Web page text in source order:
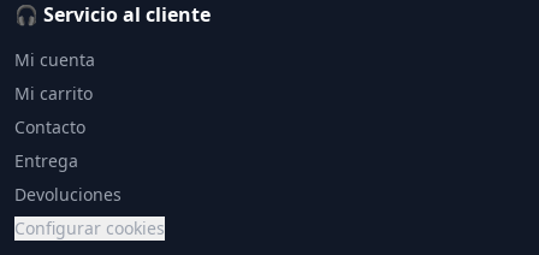
🎧 Servicio al cliente
Mi cuenta
Mi carrito
Contacto
Entrega
Devoluciones
Configurar cookies